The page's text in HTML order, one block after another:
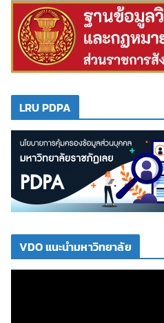
LRU PDPA
VDO แนะนำมหาวิทยาลัย